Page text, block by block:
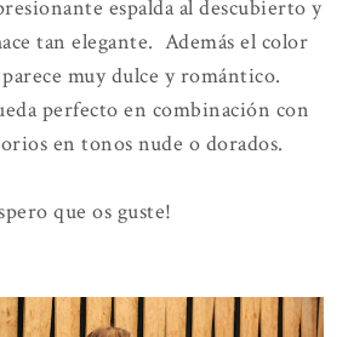
espalda al descubierto y
tan elegante. Además el color
muy dulce y romántico.
perfecto en combinación con
en tonos nude o dorados.
que os guste!